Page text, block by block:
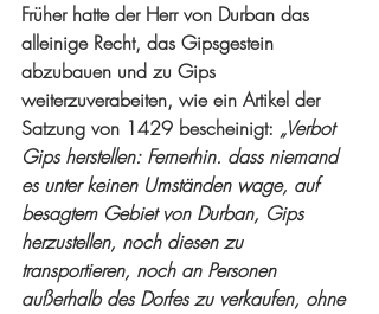
Früher hatte der Herr von Durban das
alleinige Recht, das Gipsgestein
abzubauen und zu Gips
weiterzuverabeiten, wie ein Artikel der
Satzung von 1429 bescheinigt: „Verbot
Gips herstellen: Fernerhin. dass niemand
es unter keinen Umständen wage, auf
besagtem Gebiet von Durban, Gips
herzustellen, noch diesen zu
transportieren, noch an Personen
außerhalb des Dorfes zu verkaufen, ohne